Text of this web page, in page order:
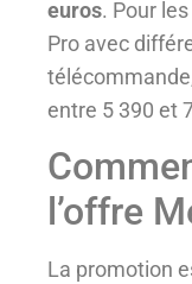
euros. Pour
Pro avec
entre 5 390 et
l’offre
La promotion